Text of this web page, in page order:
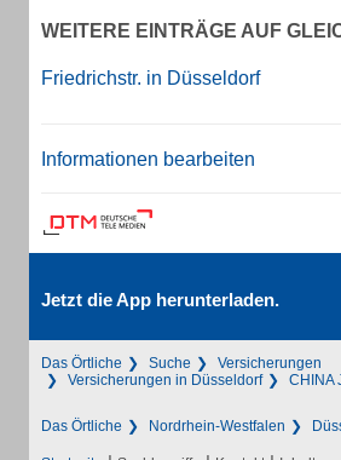
WEITERE EINTRÄGE AUF
Friedrichstr. in Düsseldorf
Informationen bearbeiten
Jetzt die App herunterladen.
Das Örtliche Suche
Versicherungen
Versicherungen in Düsseldorf
CHINA
Das Örtliche Nordrhein-Westfalen